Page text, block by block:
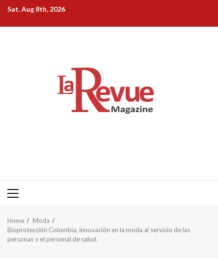
Skip
content
Sat. Aug 8th, 2026
Primary
Home
Moda
Bioprotección Colombia, innovación en la moda al servicio de las
personas y el personal de salud.